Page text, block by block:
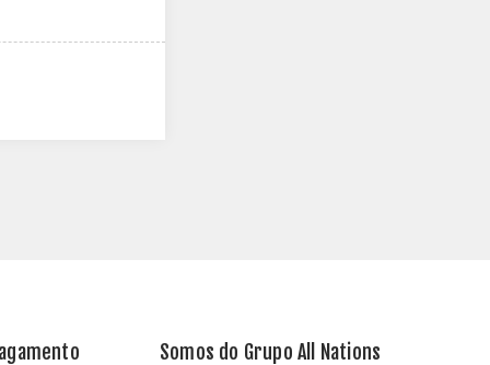
Somos do Grupo All Nations